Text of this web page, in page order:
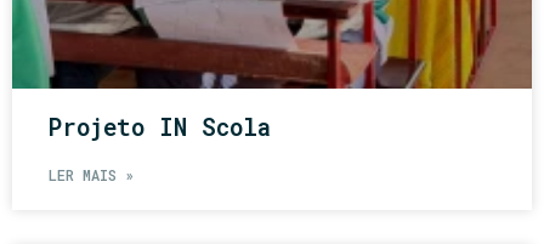
Projeto IN Scola
LER MAIS »